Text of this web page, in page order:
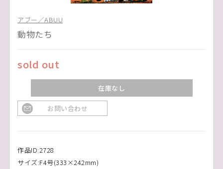
アブー／ABUU
動物たち
sold out
在庫なし
お問い合わせ
作品ID:2728
サイズ:F4号(333×242mm)